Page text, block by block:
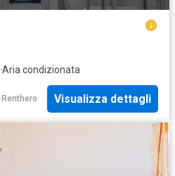
·Aria condizionata
Renthero Visualizza dettagli